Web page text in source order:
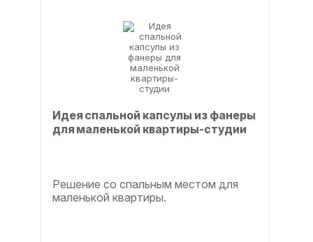
Идея спальной капсулы из фанеры
для маленькой квартиры-студии
Решение со спальным местом для
маленькой квартиры.